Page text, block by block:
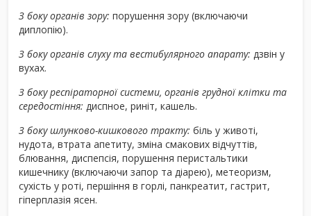
З боку органів зору: порушення зору (включаючи
диплопію).
З боку органів слуху та вестибулярного апарату: дзвін у
вухах.
З боку респіраторної системи, органів грудної клітки та
середостіння: диспное, риніт, кашель.
З боку шлунково-кишкового тракту: біль у животі,
нудота, втрата апетиту, зміна смакових відчуттів,
блювання, диспепсія, порушення перистальтики
кишечнику (включаючи запор та діарею), метеоризм,
сухість у роті, першіння в горлі, панкреатит, гастрит,
гіперплазія ясен.